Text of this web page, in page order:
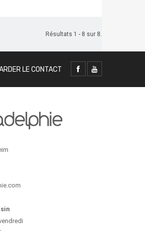
Résultats 1 - 8 sur 8.
LE CONTACT